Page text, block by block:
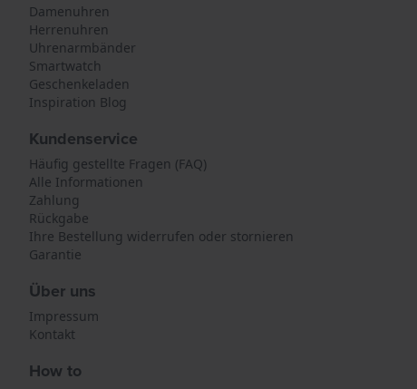
Damenuhren
Herrenuhren
Uhrenarmbänder
Smartwatch
Geschenkeladen
Inspiration Blog
Kundenservice
Häufig gestellte Fragen (FAQ)
Alle Informationen
Zahlung
Rückgabe
Ihre Bestellung widerrufen oder stornieren
Garantie
Über uns
Impressum
Kontakt
How to